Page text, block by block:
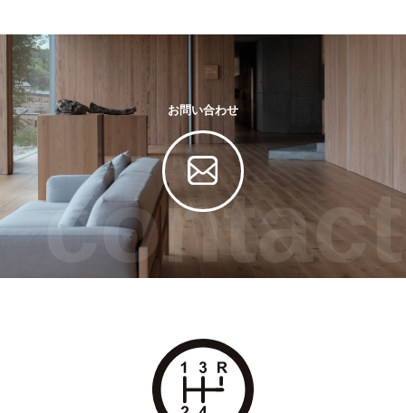
お問い合わせ
contact